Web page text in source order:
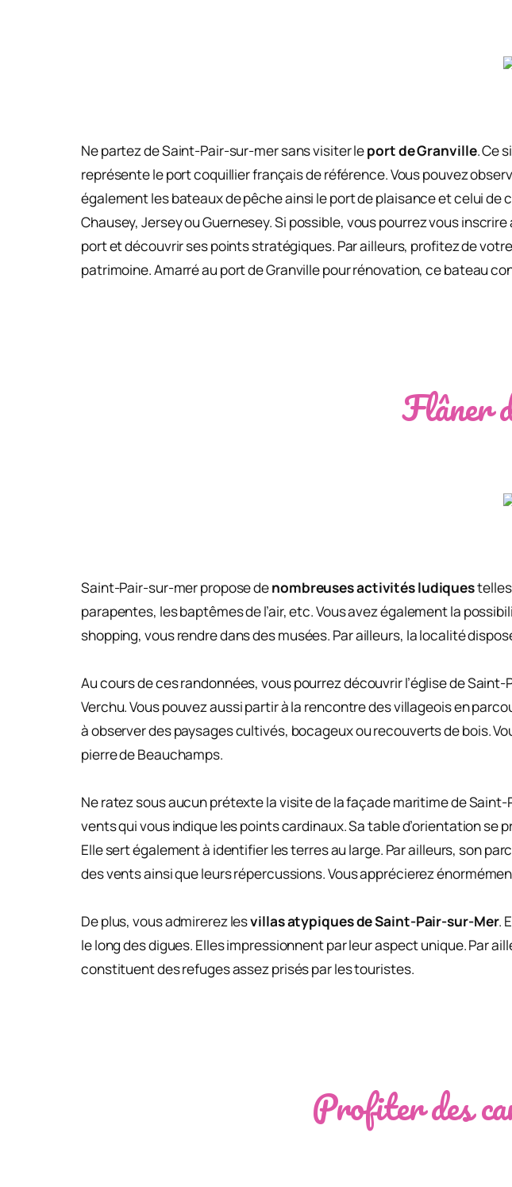
Ne partez de Saint-Pair-sur-mer sans visiter leport de Granville. Ce
représente le port coquillier français de référence. Vous pouvez
également les bateaux de pêche ainsi le port de plaisance et celui
Chausey, Jersey ou Guernesey. Si possible, vous pourrez vous
port et découvrir ses points stratégiques. Par ailleurs, profitez de
patrimoine. Amarré au port de Granville pour rénovation, ce bateau
Flâner
Saint-Pair-sur-mer propose denombreuses activités ludiques
parapentes, les baptêmes de l’air, etc. Vous avez également la
shopping, vous rendre dans des musées. Par ailleurs, la localité
Au cours de ces randonnées, vous pourrez découvrir l’église de
Verchu. Vous pouvez aussi partir à la rencontre des villageois en
à observer des paysages cultivés, bocageux ou recouverts de bois.
pierre de Beauchamps.
Ne ratez sous aucun prétexte la visite de la façade maritime de
vents qui vous indique les points cardinaux. Sa table d’orientation se
Elle sert également à identifier les terres au large. Par ailleurs, son
des vents ainsi que leurs répercussions. Vous apprécierez
De plus, vous admirerez lesvillas atypiques de Saint-Pair-sur-Mer.
le long des digues. Elles impressionnent par leur aspect unique. Par
constituent des refuges assez prisés par les touristes.
Profiter des